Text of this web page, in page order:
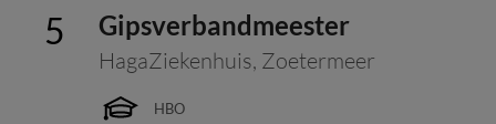
Gipsverbandmeester
HagaZiekenhuis, Zoetermeer
HBO